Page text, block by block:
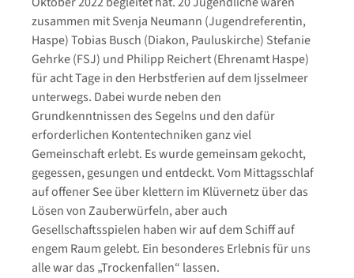
zusammen mit Svenja Neumann (Jugendreferentin,
Haspe) Tobias Busch (Diakon, Pauluskirche) Stefanie
Gehrke (FSJ) und Philipp Reichert (Ehrenamt Haspe)
für acht Tage in den Herbstferien auf dem Ijsselmeer
unterwegs. Dabei wurde neben den
Grundkenntnissen des Segelns und den dafür
erforderlichen Kontentechniken ganz viel
Gemeinschaft erlebt. Es wurde gemeinsam gekocht,
gegessen, gesungen und entdeckt. Vom Mittagsschlaf
auf offener See über klettern im Klüvernetz über das
Lösen von Zauberwürfeln, aber auch
Gesellschaftsspielen haben wir auf dem Schiff auf
engem Raum gelebt. Ein besonderes Erlebnis für uns
alle war das „Trockenfallen“ lassen.